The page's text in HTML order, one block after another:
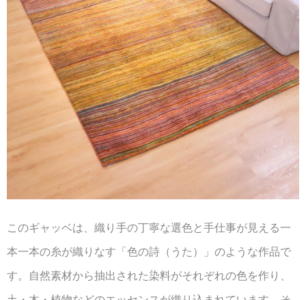
このギャッベは、織り手の丁寧な選色と手仕事が見える一
本一本の糸が織りなす「色の詩（うた）」のような作品で
す。自然素材から抽出された染料がそれぞれの色を作り、